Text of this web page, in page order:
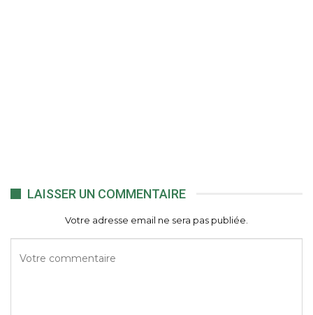
LAISSER UN COMMENTAIRE
Votre adresse email ne sera pas publiée.